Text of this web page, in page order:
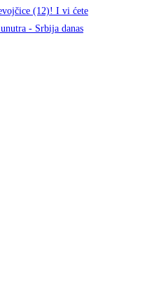
(12)! I vi ćete
- Srbija danas